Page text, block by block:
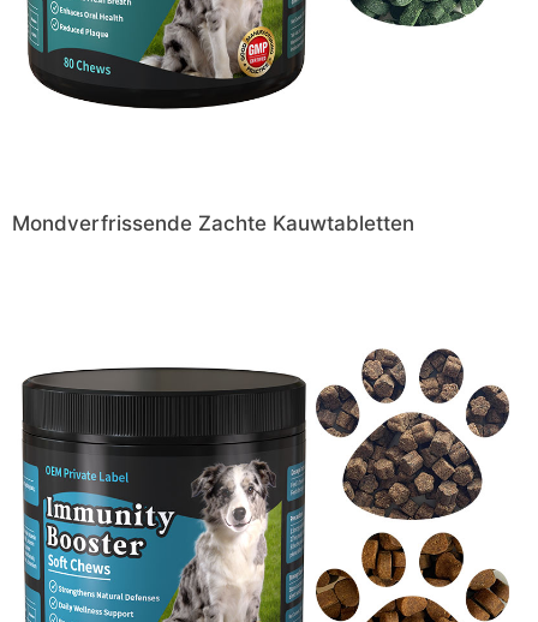
Mondverfrissende Zachte Kauwtabletten